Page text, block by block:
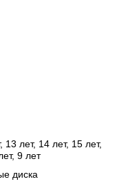
13 лет, 14 лет, 15 лет,
9 лет
диска